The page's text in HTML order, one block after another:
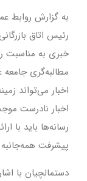
به گزارش روابط
رئیس اتاق
خبری به مناسبت
مطالبه‌گری
اخبار می‌تواند
اخبار نادرست
رسانه‌ها باید با
پیشرفت